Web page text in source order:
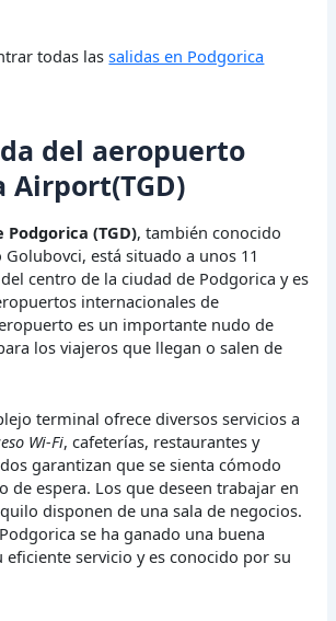
todas lassalidas en Podgorica
del aeropuerto
Airport(TGD)
(TGD), también conocido
está situado a unos 11
centro de la ciudad de Podgorica y es
internacionales de
es un importante nudo de
los viajeros que llegan o salen de
terminal ofrece diversos servicios a
Wi-Fi, cafeterías, restaurantes y
garantizan que se sienta cómodo
de espera. Los que deseen trabajar en
disponen de una sala de negocios.
se ha ganado una buena
servicio y es conocido por su